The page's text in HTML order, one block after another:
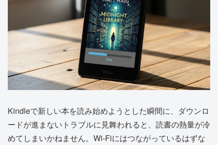
Kindleで新しい本を読み始めようとした瞬間に、ダウンロ
ードが進まないトラブルに見舞われると、読書の熱量が冷
めてしまいかねません。Wi-Fiにはつながっているはずな